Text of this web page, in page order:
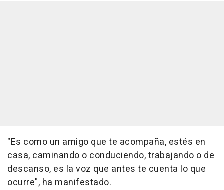
"Es como un amigo que te acompaña, estés en
casa, caminando o conduciendo, trabajando o de
descanso, es la voz que antes te cuenta lo que
ocurre", ha manifestado.